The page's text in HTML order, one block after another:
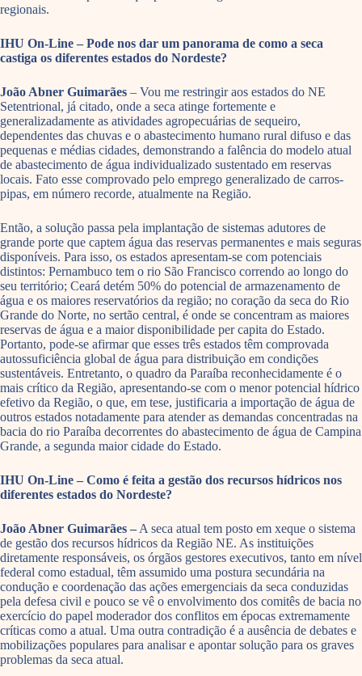
regionais.
IHU On-Line – Pode nos dar um panorama de como a seca
castiga os diferentes estados do Nordeste?
João Abner Guimarães – Vou me restringir aos estados do NE
Setentrional, já citado, onde a seca atinge fortemente e
generalizadamente as atividades agropecuárias de sequeiro,
dependentes das chuvas e o abastecimento humano rural difuso e das
pequenas e médias cidades, demonstrando a falência do modelo atual
de abastecimento de água individualizado sustentado em reservas
locais. Fato esse comprovado pelo emprego generalizado de carros-
pipas, em número recorde, atualmente na Região.
Então, a solução passa pela implantação de sistemas adutores de
grande porte que captem água das reservas permanentes e mais seguras
disponíveis. Para isso, os estados apresentam-se com potenciais
distintos: Pernambuco tem o rio São Francisco correndo ao longo do
seu território; Ceará detém 50% do potencial de armazenamento de
água e os maiores reservatórios da região; no coração da seca do Rio
Grande do Norte, no sertão central, é onde se concentram as maiores
reservas de água e a maior disponibilidade per capita do Estado.
Portanto, pode-se afirmar que esses três estados têm comprovada
autossuficiência global de água para distribuição em condições
sustentáveis. Entretanto, o quadro da Paraíba reconhecidamente é o
mais crítico da Região, apresentando-se com o menor potencial hídrico
efetivo da Região, o que, em tese, justificaria a importação de água de
outros estados notadamente para atender as demandas concentradas na
bacia do rio Paraíba decorrentes do abastecimento de água de Campina
Grande, a segunda maior cidade do Estado.
IHU On-Line – Como é feita a gestão dos recursos hídricos nos
diferentes estados do Nordeste?
João Abner Guimarães – A seca atual tem posto em xeque o sistema
de gestão dos recursos hídricos da Região NE. As instituições
diretamente responsáveis, os órgãos gestores executivos, tanto em nível
federal como estadual, têm assumido uma postura secundária na
condução e coordenação das ações emergenciais da seca conduzidas
pela defesa civil e pouco se vê o envolvimento dos comitês de bacia no
exercício do papel moderador dos conflitos em épocas extremamente
críticas como a atual. Uma outra contradição é a ausência de debates e
mobilizações populares para analisar e apontar solução para os graves
problemas da seca atual.